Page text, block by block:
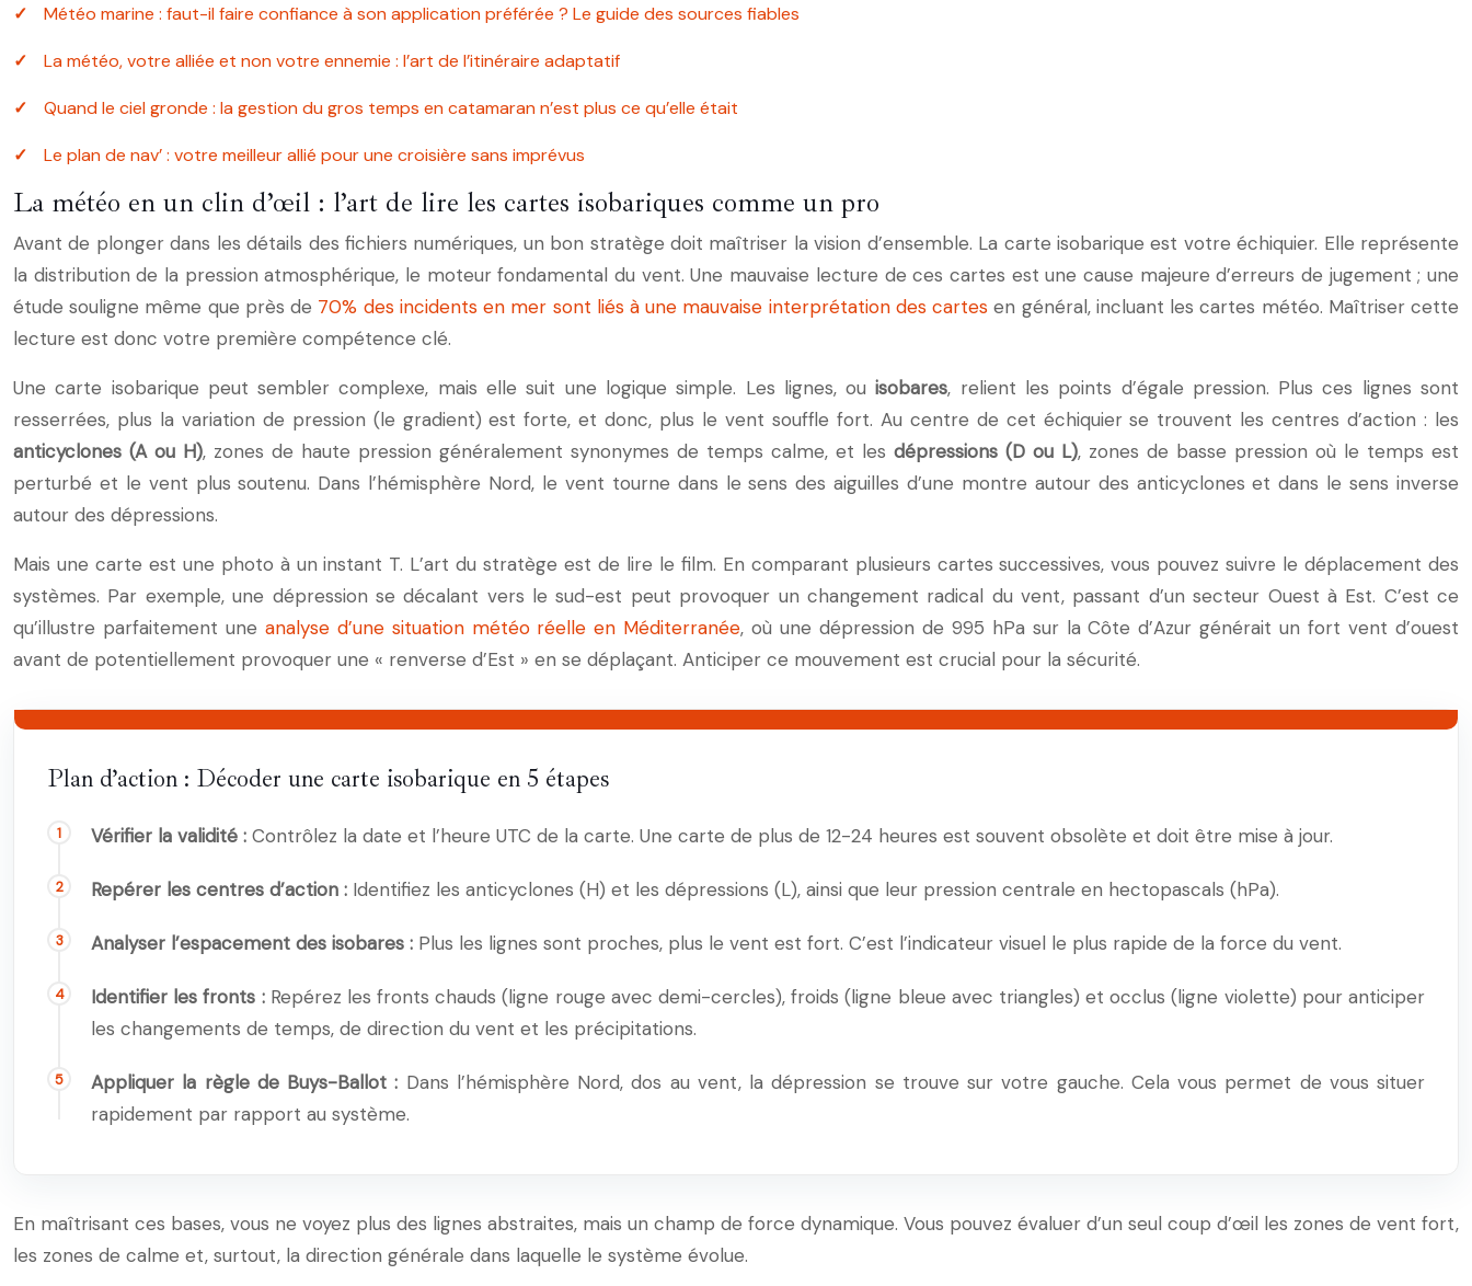
Météo marine : faut-il faire confiance à son application préférée ? Le guide des sources fiables
La météo, votre alliée et non votre ennemie : l’art de l’itinéraire adaptatif
Quand le ciel gronde : la gestion du gros temps en catamaran n’est plus ce qu’elle était
Le plan de nav’ : votre meilleur allié pour une croisière sans imprévus
La météo en un clin d’œil : l’art de lire les cartes isobariques comme un pro
Avant de plonger dans les détails des fichiers numériques, un bon stratège doit maîtriser la vision d’ensemble. La carte isobarique est votre échiquier. Elle représente
la distribution de la pression atmosphérique, le moteur fondamental du vent. Une mauvaise lecture de ces cartes est une cause majeure d’erreurs de jugement ; une
étude souligne même que près de 70% des incidents en mer sont liés à une mauvaise interprétation des cartes en général, incluant les cartes météo. Maîtriser cette
lecture est donc votre première compétence clé.
Une carte isobarique peut sembler complexe, mais elle suit une logique simple. Les lignes, ouisobares, relient les points d’égale pression. Plus ces lignes sont
resserrées, plus la variation de pression (le gradient) est forte, et donc, plus le vent souffle fort. Au centre de cet échiquier se trouvent les centres d’action : les
anticyclones (A ou H), zones de haute pression généralement synonymes de temps calme, et les dépressions (D ou L), zones de basse pression où le temps est
perturbé et le vent plus soutenu. Dans l’hémisphère Nord, le vent tourne dans le sens des aiguilles d’une montre autour des anticyclones et dans le sens inverse
autour des dépressions.
Mais une carte est une photo à un instant T. L’art du stratège est de lire le film. En comparant plusieurs cartes successives, vous pouvez suivre le déplacement des
systèmes. Par exemple, une dépression se décalant vers le sud-est peut provoquer un changement radical du vent, passant d’un secteur Ouest à Est. C’est ce
qu’illustre parfaitement une analyse d’une situation météo réelle en Méditerranée, où une dépression de 995 hPa sur la Côte d’Azur générait un fort vent d’ouest
avant de potentiellement provoquer une « renverse d’Est » en se déplaçant. Anticiper ce mouvement est crucial pour la sécurité.
Plan d’action : Décoder une carte isobarique en 5 étapes
Vérifier la validité : Contrôlez la date et l’heure UTC de la carte. Une carte de plus de 12-24 heures est souvent obsolète et doit être mise à jour.
Repérer les centres d’action : Identifiez les anticyclones (H) et les dépressions (L), ainsi que leur pression centrale en hectopascals (hPa).
Analyser l’espacement des isobares : Plus les lignes sont proches, plus le vent est fort. C’est l’indicateur visuel le plus rapide de la force du vent.
Identifier les fronts :Repérez les fronts chauds (ligne rouge avec demi-cercles), froids (ligne bleue avec triangles) et occlus (ligne violette) pour anticiper
les changements de temps, de direction du vent et les précipitations.
Appliquer la règle de Buys-Ballot : Dans l’hémisphère Nord, dos au vent, la dépression se trouve sur votre gauche. Cela vous permet de vous situer
rapidement par rapport au système.
En maîtrisant ces bases, vous ne voyez plus des lignes abstraites, mais un champ de force dynamique. Vous pouvez évaluer d’un seul coup d’œil les zones de vent fort,
les zones de calme et, surtout, la direction générale dans laquelle le système évolue.